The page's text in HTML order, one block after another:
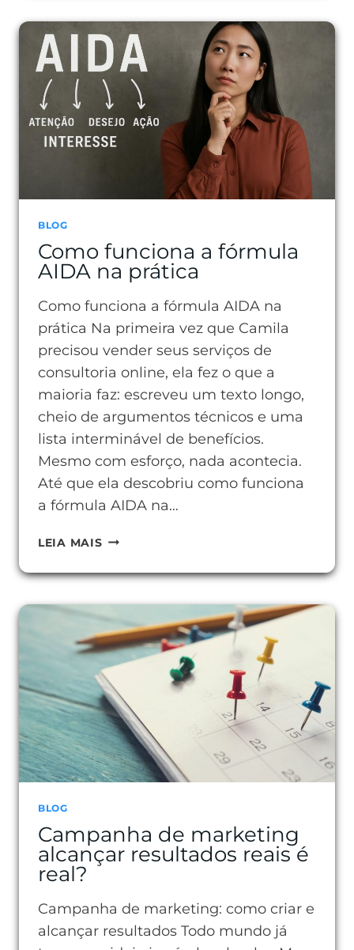
EMPRESA
EM
2025
COMPENSA?
VEJA
COMO
BLOG
Como funciona a fórmula
AIDA na prática
Como funciona a fórmula AIDA na
prática Na primeira vez que Camila
precisou vender seus serviços de
consultoria online, ela fez o que a
maioria faz: escreveu um texto longo,
cheio de argumentos técnicos e uma
lista interminável de benefícios.
Mesmo com esforço, nada acontecia.
Até que ela descobriu como funciona
a fórmula AIDA na…
LEIA MAISCOMO
FÓRMULA
AIDA
NA
PRÁTICA
BLOG
Campanha de marketing
alcançar resultados reais é
real?
Campanha de marketing: como criar e
alcançar resultados Todo mundo já